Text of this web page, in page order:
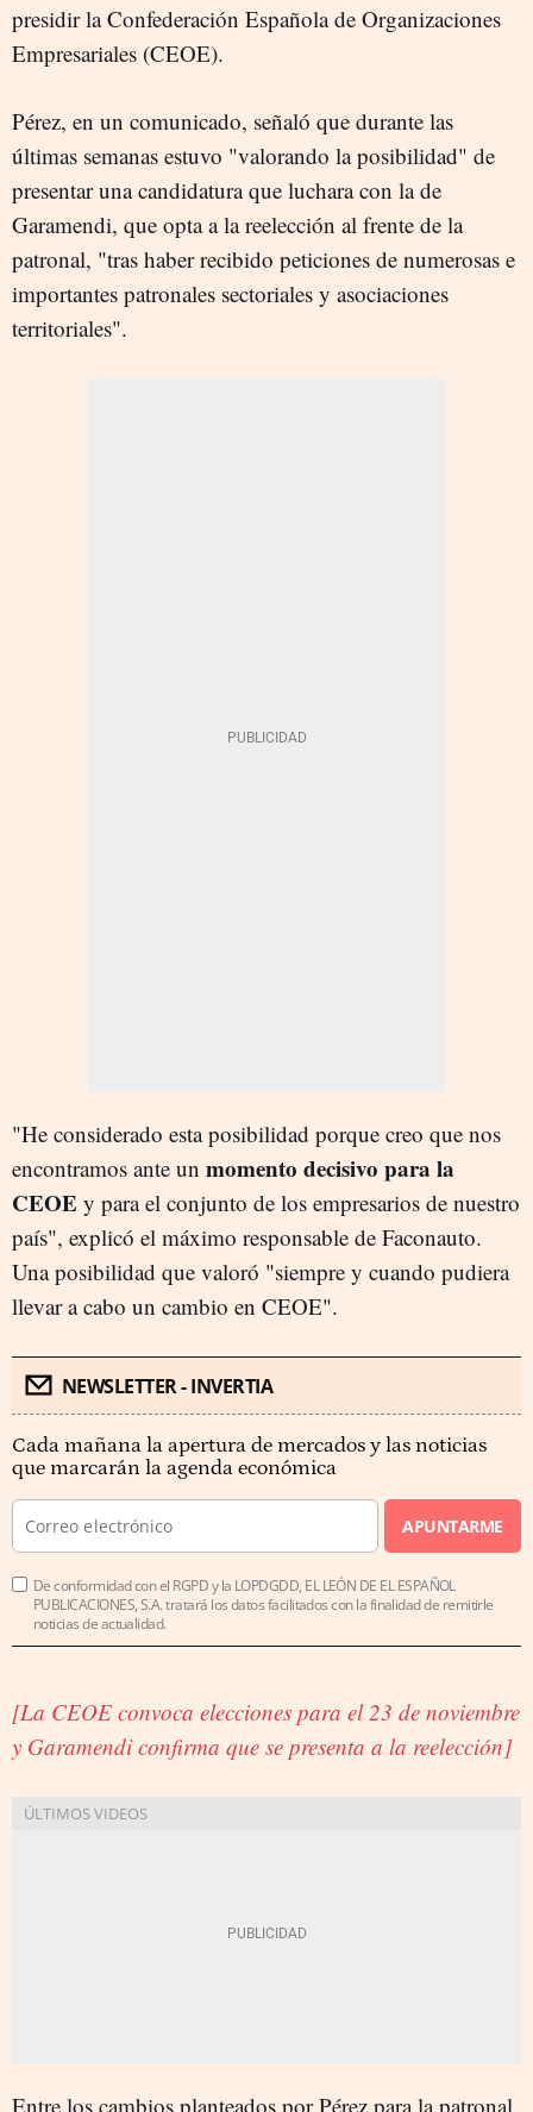
presidir la Confederación Española de Organizaciones
Empresariales (CEOE).
Pérez, en un comunicado, señaló que durante las
últimas semanas estuvo "valorando la posibilidad" de
presentar una candidatura que luchara con la de
Garamendi, que opta a la reelección al frente de la
patronal, "tras haber recibido peticiones de numerosas e
importantes patronales sectoriales y asociaciones
territoriales".
"He considerado esta posibilidad porque creo que nos
encontramos ante un momento decisivo para la
CEOE y para el conjunto de los empresarios de nuestro
país", explicó el máximo responsable de Faconauto.
Una posibilidad que valoró "siempre y cuando pudiera
llevar a cabo un cambio en CEOE".
NEWSLETTER - INVERTIA
Cada mañana la apertura de mercados y las noticias
que marcarán la agenda económica
APUNTARME
De conformidad con el RGPD y la LOPDGDD, EL LEÓN DE EL ESPAÑOL
PUBLICACIONES, S.A. tratará los datos facilitados con la finalidad de remitirle
noticias de actualidad.
[La CEOE convoca elecciones para el 23 de noviembre
y Garamendi confirma que se presenta a la reelección]
Entre los cambios planteados por Pérez para la patronal